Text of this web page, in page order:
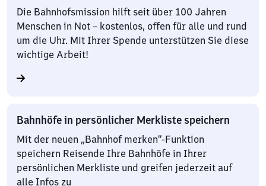
Die Bahnhofsmission hilft seit über 100 Jahren
Menschen in Not – kostenlos, offen für alle und rund
um die Uhr. Mit Ihrer Spende unterstützen Sie diese
wichtige Arbeit!
Bahnhöfe in persönlicher Merkliste speichern
Mit der neuen „Bahnhof merken“-Funktion
speichern Reisende Ihre Bahnhöfe in Ihrer
persönlichen Merkliste und greifen jederzeit auf
alle Infos zu